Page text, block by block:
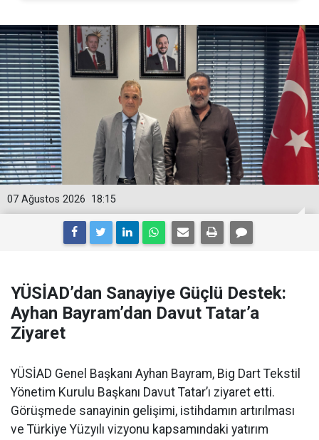
18:15
07 Ağustos 2026
YÜSİAD’dan Sanayiye Güçlü Destek:
Ayhan Bayram’dan Davut Tatar’a
Ziyaret
YÜSİAD Genel Başkanı Ayhan Bayram, Big Dart Tekstil
Yönetim Kurulu Başkanı Davut Tatar’ı ziyaret etti.
Görüşmede sanayinin gelişimi, istihdamın artırılması
ve Türkiye Yüzyılı vizyonu kapsamındaki yatırım